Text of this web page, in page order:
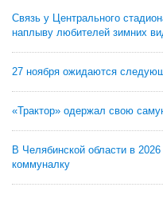
Связь у Центрального
наплыву любителей зимних
27 ноября ожидаются
«Трактор» одержал свою
В Челябинской области в
коммуналку